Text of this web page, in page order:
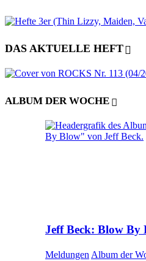
DAS AKTUELLE HEFT
ALBUM DER WOCHE
Jeff Beck: Blow By
Meldungen Album der